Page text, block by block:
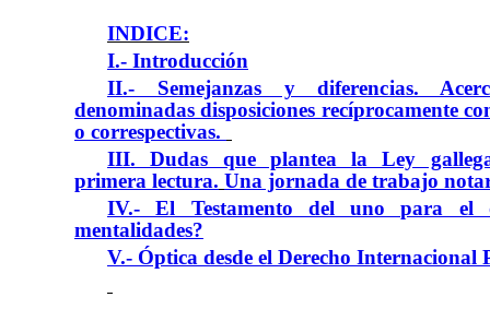
INDICE:
I.- Introducción
II.- Semejanzas y diferencias.
denominadas disposiciones recíprocamente
o correspectivas.
III. Dudas que plantea la Ley
primera lectura. Una jornada de trabajo
IV.- El Testamento del uno para el
mentalidades?
V.- Óptica desde el Derecho Internacional